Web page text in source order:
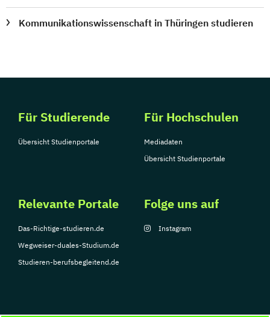
Kommunikationswissenschaft in Thüringen studieren
Für Studierende
Übersicht Studienportale
Für Hochschulen
Mediadaten
Übersicht Studienportale
Relevante Portale
Das-Richtige-studieren.de
Wegweiser-duales-Studium.de
Studieren-berufsbegleitend.de
Folge uns auf
Instagram